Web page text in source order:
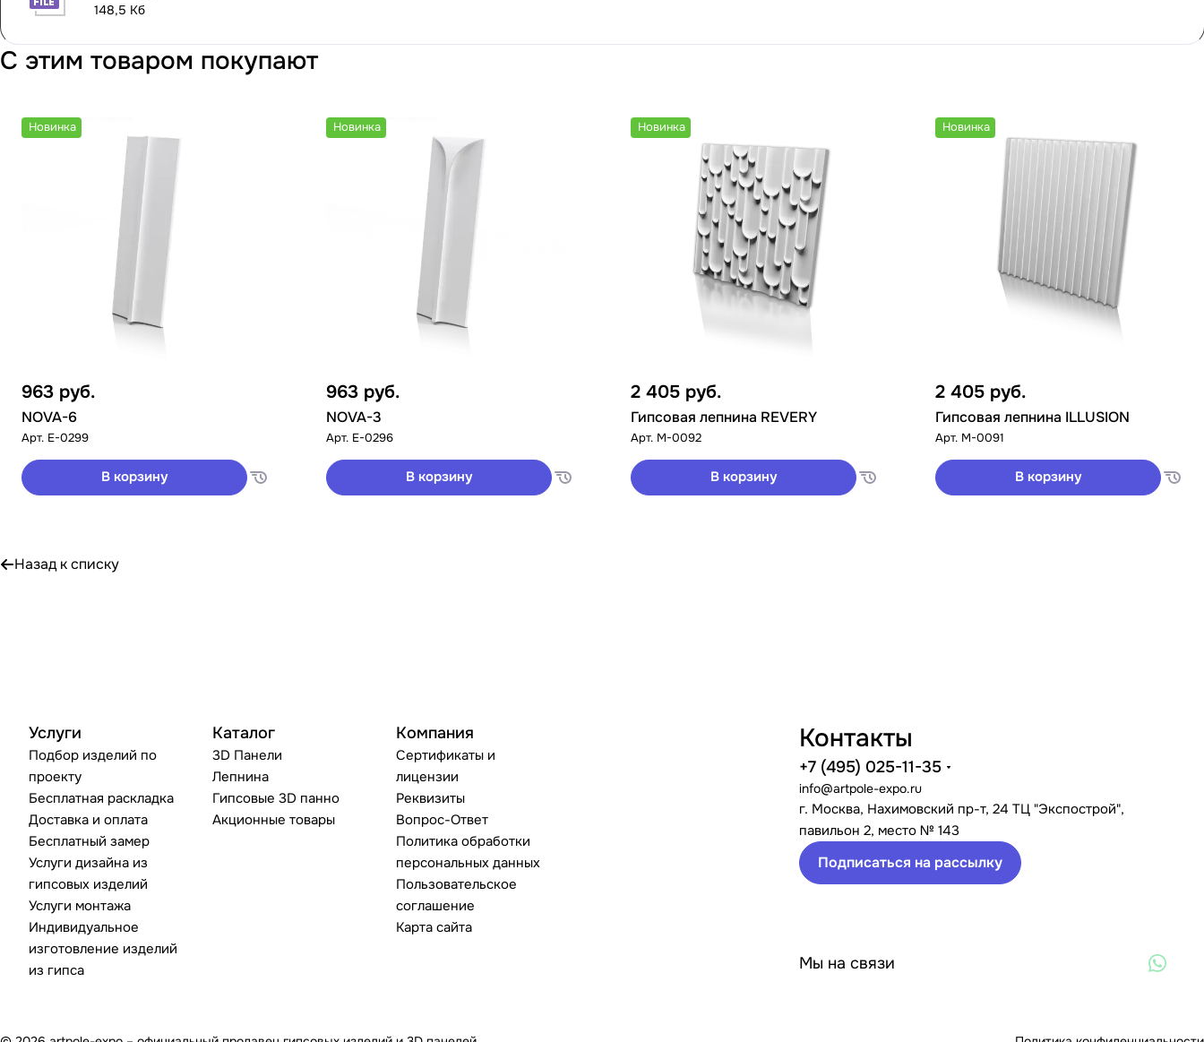
148,5 Кб
С этим товаром покупают
Новинка
963 руб.
NOVA-6
Арт. E-0299
В корзину
Новинка
963 руб.
NOVA-3
Арт. E-0296
В корзину
Новинка
2 405 руб.
Гипсовая лепнина REVERY
Арт. M-0092
В корзину
Новинка
2 405 руб.
Гипсовая лепнина ILLUSION
Арт. M-0091
В корзину
Назад к списку
Услуги
Подбор изделий по
проекту
Бесплатная раскладка
Доставка и оплата
Бесплатный замер
Услуги дизайна из
гипсовых изделий
Услуги монтажа
Индивидуальное
изготовление изделий
из гипса
Каталог
3D Панели
Лепнина
Гипсовые 3D панно
Акционные товары
Компания
Сертификаты и
лицензии
Реквизиты
Вопрос-Ответ
Политика обработки
персональных данных
Пользовательское
соглашение
Карта сайта
Контакты
+7 (495) 025-11-35
info@artpole-expo.ru
г. Москва, Нахимовский пр-т, 24 ТЦ "Экспострой",
павильон 2, место № 143
Подписаться на рассылку
Мы на связи